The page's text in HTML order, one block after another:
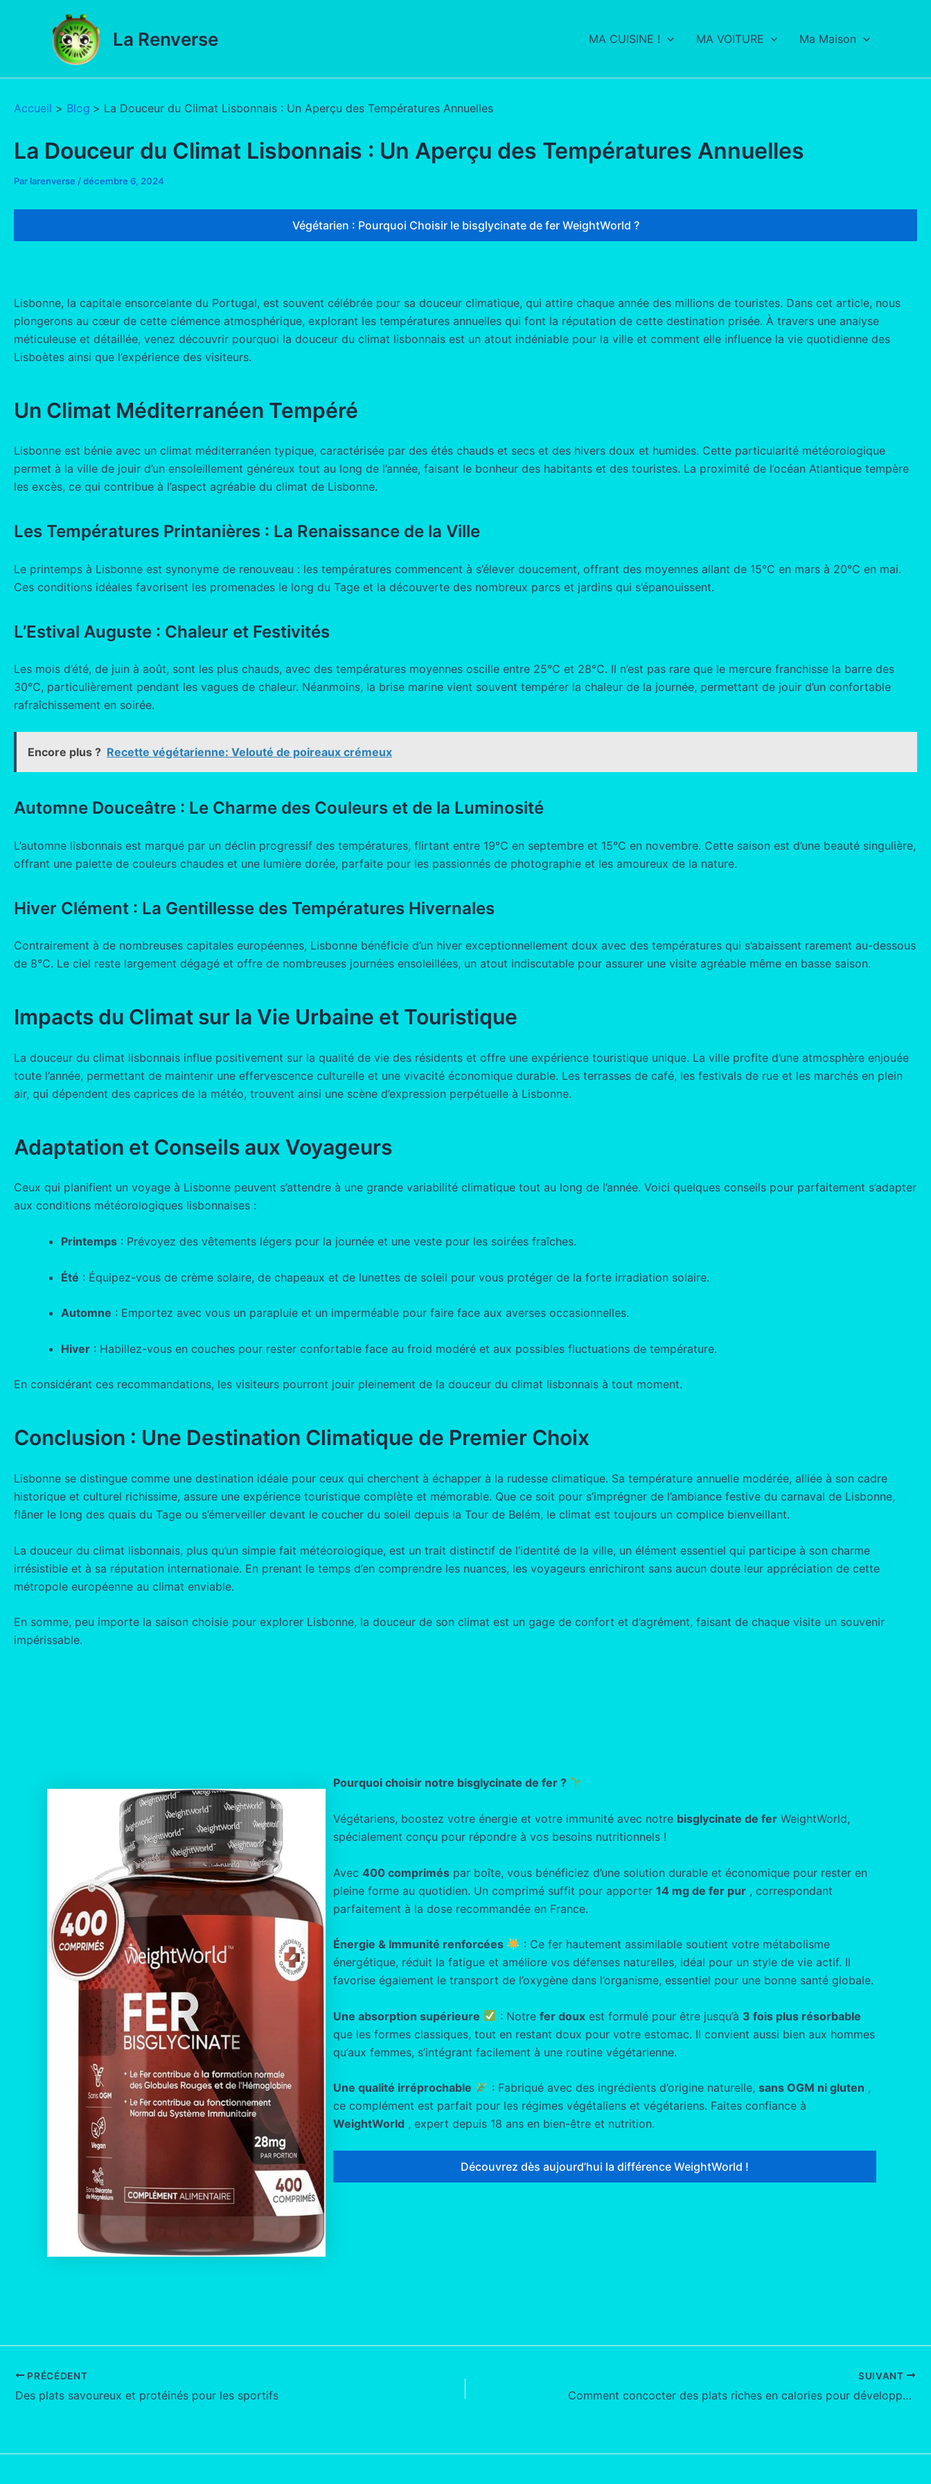
La Renverse MA CUISINE ! MA VOITURE Ma Maison
Accueil Blog La Douceur du Climat Lisbonnais : Un Aperçu des Températures Annuelles
La Douceur du Climat Lisbonnais : Un Aperçu des Températures Annuelles
Par larenverse /décembre 6, 2024
Végétarien : Pourquoi Choisir le bisglycinate de fer WeightWorld ?
Lisbonne, la capitale ensorcelante du Portugal, est souvent célébrée pour sa douceur climatique, qui attire chaque année des millions de touristes. Dans cet article, nous
plongerons au cœur de cette clémence atmosphérique, explorant les températures annuelles qui font la réputation de cette destination prisée. À travers une analyse
méticuleuse et détaillée, venez découvrir pourquoi la douceur du climat lisbonnais est un atout indéniable pour la ville et comment elle influence la vie quotidienne des
Lisboètes ainsi que l’expérience des visiteurs.
Un Climat Méditerranéen Tempéré
Lisbonne est bénie avec un climat méditerranéen typique, caractérisée par des étés chauds et secs et des hivers doux et humides. Cette particularité météorologique
permet à la ville de jouir d’un ensoleillement généreux tout au long de l’année, faisant le bonheur des habitants et des touristes. La proximité de l’océan Atlantique tempère
les excès, ce qui contribue à l’aspect agréable du climat de Lisbonne.
Les Températures Printanières : La Renaissance de la Ville
Le printemps à Lisbonne est synonyme de renouveau : les températures commencent à s’élever doucement, offrant des moyennes allant de 15°C en mars à 20°C en mai.
Ces conditions idéales favorisent les promenades le long du Tage et la découverte des nombreux parcs et jardins qui s’épanouissent.
L’Estival Auguste : Chaleur et Festivités
Les mois d’été, de juin à août, sont les plus chauds, avec des températures moyennes oscille entre 25°C et 28°C. Il n’est pas rare que le mercure franchisse la barre des
30°C, particulièrement pendant les vagues de chaleur. Néanmoins, la brise marine vient souvent tempérer la chaleur de la journée, permettant de jouir d’un confortable
rafraîchissement en soirée.
Encore plus ? Recette végétarienne: Velouté de poireaux crémeux
Automne Douceâtre : Le Charme des Couleurs et de la Luminosité
L’automne lisbonnais est marqué par un déclin progressif des températures, flirtant entre 19°C en septembre et 15°C en novembre. Cette saison est d’une beauté singulière,
offrant une palette de couleurs chaudes et une lumière dorée, parfaite pour les passionnés de photographie et les amoureux de la nature.
Hiver Clément : La Gentillesse des Températures Hivernales
Contrairement à de nombreuses capitales européennes, Lisbonne bénéficie d’un hiver exceptionnellement doux avec des températures qui s’abaissent rarement au-dessous
de 8°C. Le ciel reste largement dégagé et offre de nombreuses journées ensoleillées, un atout indiscutable pour assurer une visite agréable même en basse saison.
Impacts du Climat sur la Vie Urbaine et Touristique
La douceur du climat lisbonnais influe positivement sur la qualité de vie des résidents et offre une expérience touristique unique. La ville profite d’une atmosphère enjouée
toute l’année, permettant de maintenir une effervescence culturelle et une vivacité économique durable. Les terrasses de café, les festivals de rue et les marchés en plein
air, qui dépendent des caprices de la météo, trouvent ainsi une scène d’expression perpétuelle à Lisbonne.
Adaptation et Conseils aux Voyageurs
Ceux qui planifient un voyage à Lisbonne peuvent s’attendre à une grande variabilité climatique tout au long de l’année. Voici quelques conseils pour parfaitement s’adapter
aux conditions météorologiques lisbonnaises :
Printemps : Prévoyez des vêtements légers pour la journée et une veste pour les soirées fraîches.
Été : Équipez-vous de crème solaire, de chapeaux et de lunettes de soleil pour vous protéger de la forte irradiation solaire.
Automne : Emportez avec vous un parapluie et un imperméable pour faire face aux averses occasionnelles.
Hiver : Habillez-vous en couches pour rester confortable face au froid modéré et aux possibles fluctuations de température.
En considérant ces recommandations, les visiteurs pourront jouir pleinement de la douceur du climat lisbonnais à tout moment.
Conclusion : Une Destination Climatique de Premier Choix
Lisbonne se distingue comme une destination idéale pour ceux qui cherchent à échapper à la rudesse climatique. Sa température annuelle modérée, alliée à son cadre
historique et culturel richissime, assure une expérience touristique complète et mémorable. Que ce soit pour s’imprégner de l’ambiance festive du carnaval de Lisbonne,
flâner le long des quais du Tage ou s’émerveiller devant le coucher du soleil depuis la Tour de Belém, le climat est toujours un complice bienveillant.
La douceur du climat lisbonnais, plus qu’un simple fait météorologique, est un trait distinctif de l’identité de la ville, un élément essentiel qui participe à son charme
irrésistible et à sa réputation internationale. En prenant le temps d’en comprendre les nuances, les voyageurs enrichiront sans aucun doute leur appréciation de cette
métropole européenne au climat enviable.
En somme, peu importe la saison choisie pour explorer Lisbonne, la douceur de son climat est un gage de confort et d’agrément, faisant de chaque visite un souvenir
impérissable.
Pourquoi choisir notre bisglycinate de fer ?
Végétariens, boostez votre énergie et votre immunité avec notre bisglycinate de fer WeightWorld,
spécialement conçu pour répondre à vos besoins nutritionnels !
Avec400 comprimés par boîte, vous bénéficiez d’une solution durable et économique pour rester en
pleine forme au quotidien. Un comprimé suffit pour apporter14 mg de fer pur , correspondant
parfaitement à la dose recommandée en France.
Énergie & Immunité renforcées
: Ce fer hautement assimilable soutient votre métabolisme
énergétique, réduit la fatigue et améliore vos défenses naturelles, idéal pour un style de vie actif. Il
favorise également le transport de l’oxygène dans l’organisme, essentiel pour une bonne santé globale.
Une absorption supérieure : Notre fer douxest formulé pour être jusqu’à 3 fois plus résorbable
que les formes classiques, tout en restant doux pour votre estomac. Il convient aussi bien aux hommes
qu’aux femmes, s’intégrant facilement à une routine végétarienne.
Une qualité irréprochable : Fabriqué avec des ingrédients d’origine naturelle, sans OGM ni gluten ,
ce complément est parfait pour les régimes végétaliens et végétariens. Faites confiance à
WeightWorld , expert depuis 18 ans en bien-être et nutrition.
Découvrez dès aujourd’hui la différence WeightWorld !
PRÉCÉDENT
Des plats savoureux et protéinés pour les sportifs
SUIVANT
Comment concocter des plats riches en calories pour développer sa musculature